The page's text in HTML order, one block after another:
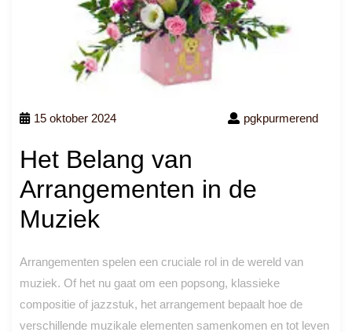
15 oktober 2024 pgkpurmerend
Het Belang van
Arrangementen in de
Muziek
Arrangementen spelen een cruciale rol in de wereld van
muziek. Of het nu gaat om een popsong, klassieke
compositie of jazzstuk, het arrangement bepaalt hoe de
verschillende muzikale elementen samenkomen en tot leven